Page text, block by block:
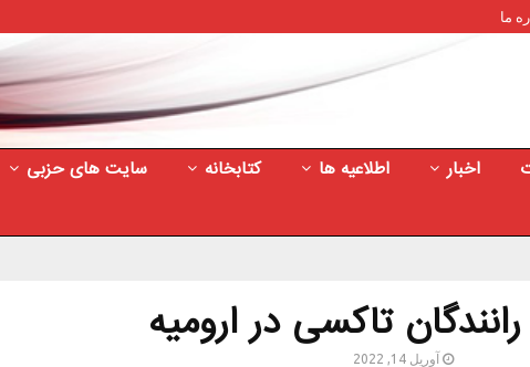
ما
اخبار اطلاعیه ها کتابخانه سایت های حزبی
تاکسی در ارومیه
آوریل 14, 2022